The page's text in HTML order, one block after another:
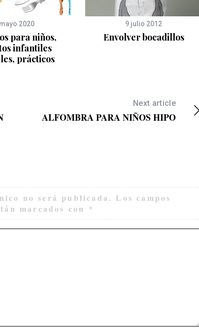
2020
para niños,
infantiles
prácticos
9 julio 2012
Envolver bocadillos
Next article
ALFOMBRA PARA NIÑOS HIPO
no será publicada. Los campos
marcados con *